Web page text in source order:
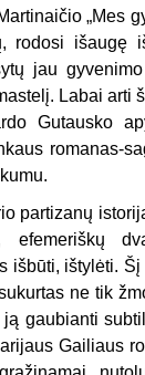
„Mes
rodosi
jau
Labai arti
Gutausko
romanas-
partizanų
efemeriškų
išbūti, ištylėti.
ne tik
gaubianti
Gailiaus